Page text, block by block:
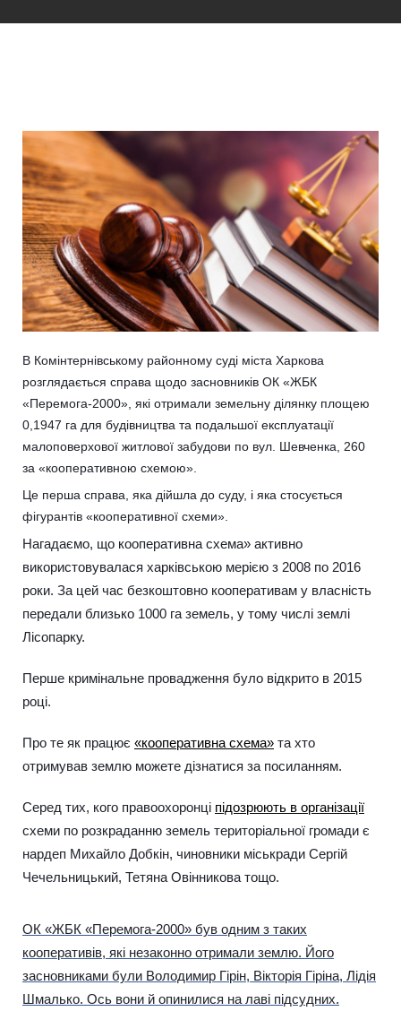
В Комінтернівському районному суді міста Харкова
розглядається справа щодо засновників ОК «ЖБК
«Перемога-2000», які отримали земельну ділянку площею
0,1947 га для будівництва та подальшої експлуатації
малоповерхової житлової забудови по вул. Шевченка, 260
за «кооперативною схемою».
Це перша справа, яка дійшла до суду, і яка стосується
фігурантів «кооперативної схеми».
Нагадаємо, що кооперативна схема» активно
використовувалася харківською мерією з 2008 по 2016
роки. За цей час безкоштовно кооперативам у власність
передали близько 1000 га земель, у тому числі землі
Лісопарку.
Перше кримінальне провадження було відкрито в 2015
році.
Про те як працює «кооперативна схема» та хто
отримував землю можете дізнатися за посиланням.
Серед тих, кого правоохоронці підозрюють в організації
схеми по розкраданню земель територіальної громади є
нардеп Михайло Добкін, чиновники міськради Сергій
Чечельницький, Тетяна Овінникова тощо.
ОК «ЖБК «Перемога-2000» був одним з таких
кооперативів, які незаконно отримали землю. Його
засновниками були Володимир Гірін, Вікторія Гіріна, Лідія
Шмалько. Ось вони й опинилися на лаві підсудних.